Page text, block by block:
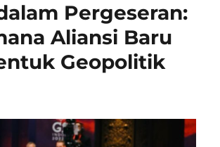
Pergeseran:
Aliansi Baru
Geopolitik